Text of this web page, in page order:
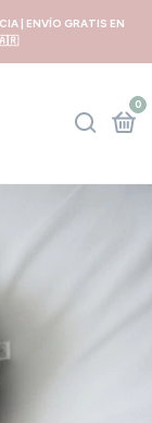
| ENVÍO GRATIS EN
🇦🇷
0